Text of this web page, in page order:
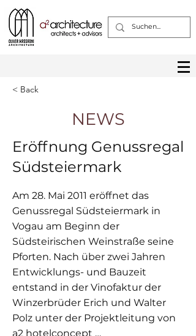
< Back
NEWS
Eröffnung Genussregal
Südsteiermark
Am 28. Mai 2011 eröffnet das
Genussregal Südsteiermark in
Vogau am Beginn der
Südsteirischen Weinstraße seine
Pforten. Nach über zwei Jahren
Entwicklungs- und Bauzeit
entstand in der Vinofaktur der
Winzerbrüder Erich und Walter
Polz unter der Projektleitung von
a2 hotelconcept …